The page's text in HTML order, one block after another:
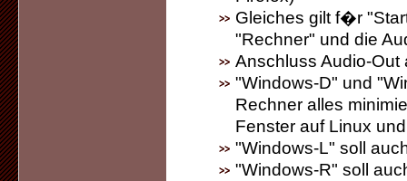
Gleiches gilt f�r
"Rechner" und die
Anschluss Audio-Out
"Windows-D" und
Rechner alles
Fenster auf Linux
"Windows-L" soll
"Windows-R" soll